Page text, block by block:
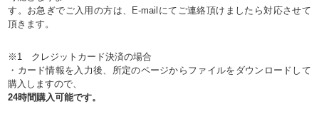
す。お急ぎでご入用の方は、E-mailにてご連絡頂けましたら対応させて
頂きます。
※1 クレジットカード決済の場合
・カード情報を入力後、所定のページからファイルをダウンロードして
購入しますので、
24時間購入可能です。